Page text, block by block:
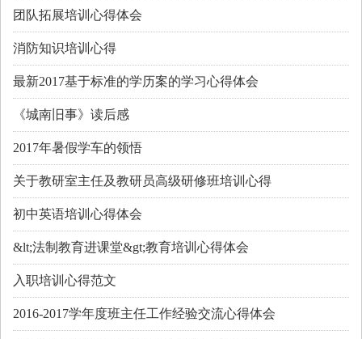
团队拓展培训心得体会
消防知识培训心得
最新2017基于标准的学历案的学习心得体会
《城南旧事》读后感
2017年暑假学车的领悟
关于教研室主任及教研员高级研修班培训心得
初中英语培训心得体会
&lt;法制教育进课堂&gt;教育培训心得体会
入职培训心得范文
2016-2017学年度班主任工作经验交流心得体会